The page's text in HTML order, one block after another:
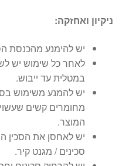
ניקיון ואחזקה:
יש להימנע מהכנסת
לאחר כל שימוש יש
במטלית עד ייבוש.
יש להמנע משימוש
מחומרים קשים
המוצר.
יש לאחסן את הסכין
סכינים / מגנט קיר.